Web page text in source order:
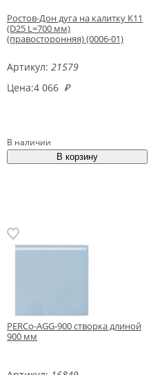
Ростов-Дон дуга на калитку К11
(D25 L=700 мм)
(правосторонняя) (0006-01)
Артикул: 21579
Цена:4 066 ₽
В наличии
PERCo-AGG-900 створка длиной
900 мм